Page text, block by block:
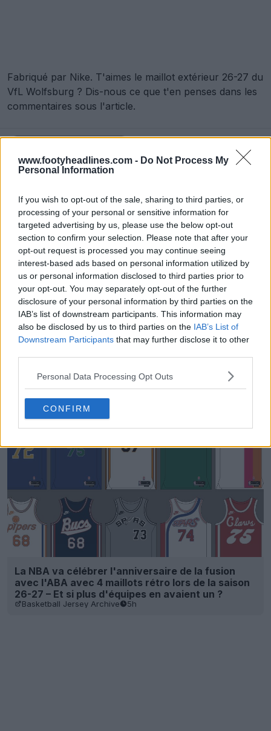
www.footyheadlines.com - Do Not Process My
Personal Information
If you wish to opt-out of the sale, sharing to third parties, or
processing of your personal or sensitive information for
targeted advertising by us, please use the below opt-out
section to confirm your selection. Please note that after your
opt-out request is processed you may continue seeing
interest-based ads based on personal information utilized by
us or personal information disclosed to third parties prior to
your opt-out. You may separately opt-out of the further
disclosure of your personal information by third parties on the
IAB’s list of downstream participants. This information may
also be disclosed by us to third parties on the IAB’s List of
Downstream Participants that may further disclose it to other
Personal Data Processing Opt Outs
CONFIRM
Fabriqué par Nike. T'aimes le maillot extérieur 26-27 du
VfL Wolfsburg ? Dis-nous ce que t'en penses dans les
commentaires sous l'article.
maillots uniques en quelques secondes
OFFICIEL FM Kit Creator
La NBA va célébrer l'anniversaire de la fusion
avec l'ABA avec 4 maillots rétro lors de la saison
26-27 – Et si plus d'équipes en avaient un ?
Basketball Jersey Archive 5h